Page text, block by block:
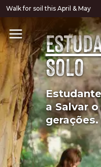
Walk for soil this April & May
Solo
a Salvar
gerações.